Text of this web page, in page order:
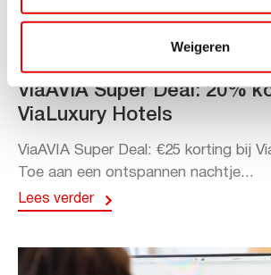
Weigeren
ViaAVIA Super Deal: 20%
ViaLuxury Hotels
ViaAVIA Super Deal: €25 korting bij
Toe aan een ontspannen nachtje...
Lees verder